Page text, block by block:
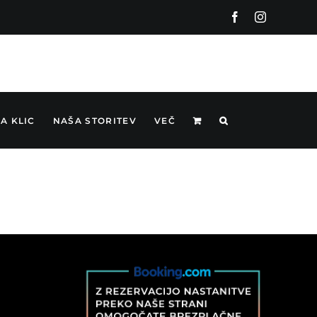
FacebookInstagram
KLIC NAŠA STORITEV VEČ